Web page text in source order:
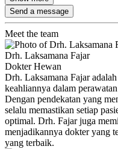
Send a message
Meet the team
Drh. Laksamana Fajar
Dokter Hewan
Drh. Laksamana Fajar
keahliannya dalam
Dengan pendekatan yang
selalu memastikan setiap
optimal. Drh. Fajar juga
menjadikannya dokter yang
yang terbaik.